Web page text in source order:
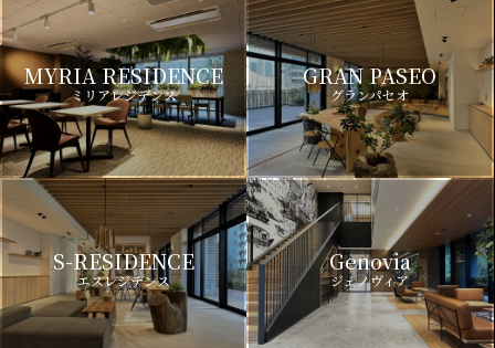
MYRIA RESIDENCE
ミリアレジデンス
GRAN PASEO
グランパセオ
S-RESIDENCE
エスレジデンス
Genovia
ジェノヴィア